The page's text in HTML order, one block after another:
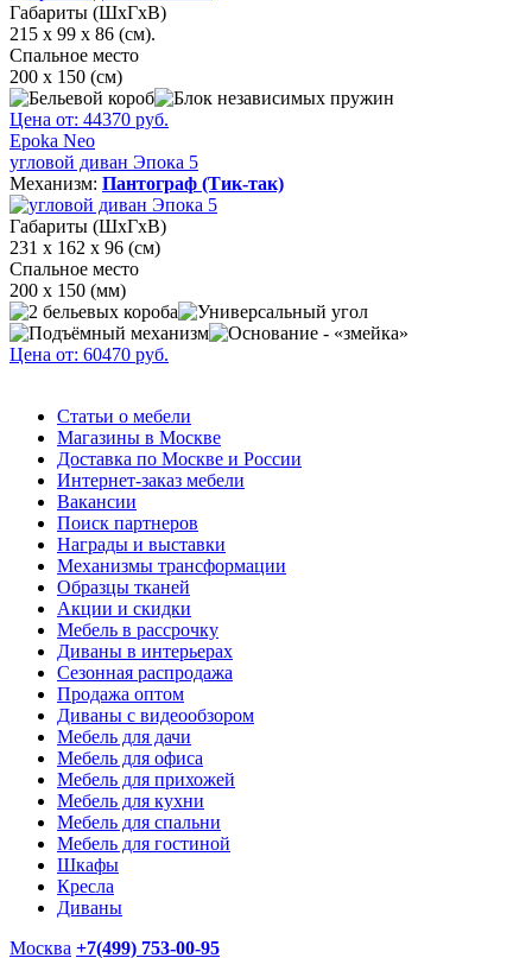
Габариты (ШхГхВ)
215 х 99 х 86 (см).
Спальное место
200 х 150 (см)
Цена от: 44370 руб.
Epoka Neo
угловой диван Эпока 5
Механизм: Пантограф (Тик-так)
Габариты (ШхГхВ)
231 х 162 х 96 (см)
Спальное место
200 х 150 (мм)
Цена от: 60470 руб.
Статьи о мебели
Магазины в Москве
Доставка по Москве и России
Интернет-заказ мебели
Вакансии
Поиск партнеров
Награды и выставки
Механизмы трансформации
Образцы тканей
Акции и скидки
Мебель в рассрочку
Диваны в интерьерах
Сезонная распродажа
Продажа оптом
Диваны с видеообзором
Мебель для дачи
Мебель для офиса
Мебель для прихожей
Мебель для кухни
Мебель для спальни
Мебель для гостиной
Шкафы
Кресла
Диваны
Москва +7(499) 753-00-95